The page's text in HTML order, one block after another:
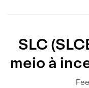
SLC
meio à